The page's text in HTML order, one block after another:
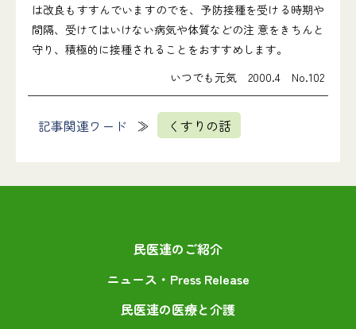
は改良もすすんでいますのでを、予防接種を受ける時期や
間隔、受けてはいけない病気や体質などの注 意をきちんと
守り、積極的に接種されることをおすすめします。
いつでも元気 2000.4 No.102
記事関連ワード くすりの話
民医連のご紹介
ニュース・Press Release
民医連の医療と介護